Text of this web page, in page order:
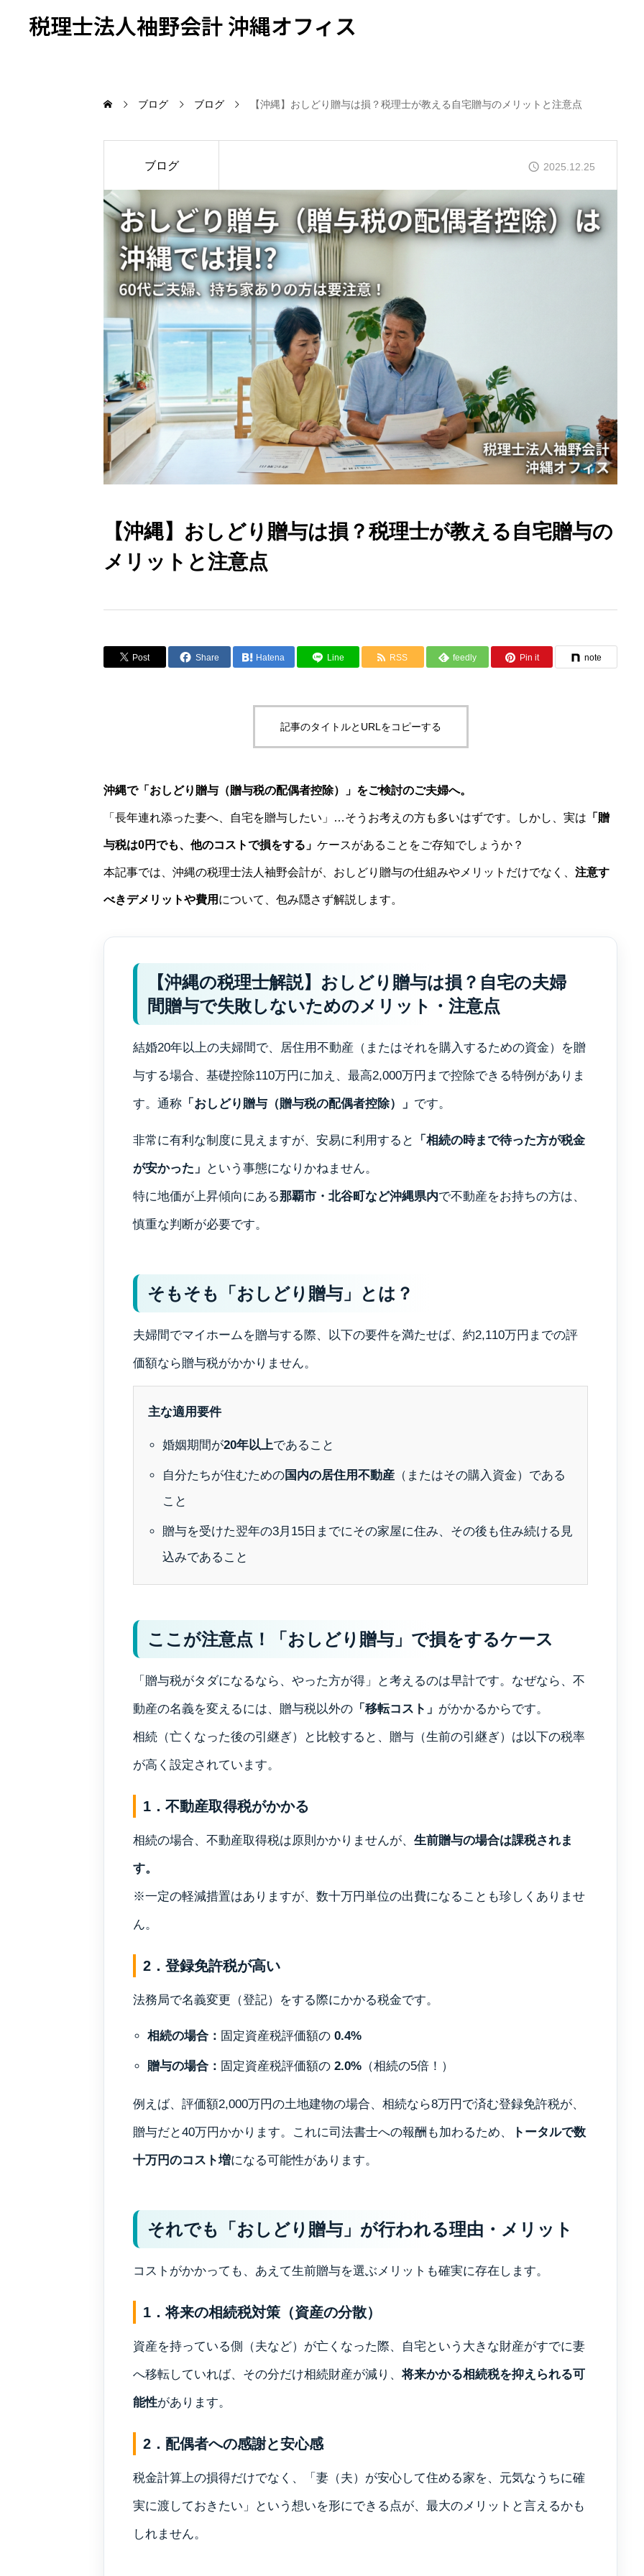
税理士法人袖野会計 沖縄オフィス
会社概要
スタッフ
お客様のご紹介
相談事例
採用情報
ブログ ブログ 【沖縄】おしどり贈与は損？税理士が教える自宅贈与のメリットと注意点
ブログ 2025.12.25
【沖縄】おしどり贈与は損？税理士が教える自宅贈与の
メリットと注意点
Post Share Hatena Line RSS feedly Pin it note
記事のタイトルとURLをコピーする
沖縄で「おしどり贈与（贈与税の配偶者控除）」をご検討のご夫婦へ。
「長年連れ添った妻へ、自宅を贈与したい」…そうお考えの方も多いはずです。しかし、実は 「贈
与税は0円でも、他のコストで損をする」 ケースがあることをご存知でしょうか？
本記事では、沖縄の税理士法人袖野会計が、おしどり贈与の仕組みやメリットだけでなく、 注意す
べきデメリットや費用 について、包み隠さず解説します。
【沖縄の税理士解説】おしどり贈与は損？自宅の夫婦
間贈与で失敗しないためのメリット・注意点
結婚20年以上の夫婦間で、居住用不動産（またはそれを購入するための資金）を贈
与する場合、基礎控除110万円に加え、最高2,000万円まで控除できる特例がありま
す。通称 「おしどり贈与（贈与税の配偶者控除）」 です。
非常に有利な制度に見えますが、安易に利用すると 「相続の時まで待った方が税金
が安かった」 という事態になりかねません。
特に地価が上昇傾向にある那覇市・北谷町など沖縄県内で不動産をお持ちの方は、
慎重な判断が必要です。
そもそも「おしどり贈与」とは？
夫婦間でマイホームを贈与する際、以下の要件を満たせば、約2,110万円までの評
価額なら贈与税がかかりません。
主な適用要件
婚姻期間が20年以上であること
自分たちが住むための国内の居住用不動産（またはその購入資金）である
こと
贈与を受けた翌年の3月15日までにその家屋に住み、その後も住み続ける見
込みであること
ここが注意点！「おしどり贈与」で損をするケース
「贈与税がタダになるなら、やった方が得」と考えるのは早計です。なぜなら、不
動産の名義を変えるには、贈与税以外の 「移転コスト」 がかかるからです。
相続（亡くなった後の引継ぎ）と比較すると、贈与（生前の引継ぎ）は以下の税率
が高く設定されています。
1．不動産取得税がかかる
相続の場合、不動産取得税は原則かかりませんが、 生前贈与の場合は課税されま
す。
※一定の軽減措置はありますが、数十万円単位の出費になることも珍しくありませ
ん。
2．登録免許税が高い
法務局で名義変更（登記）をする際にかかる税金です。
相続の場合： 固定資産税評価額の 0.4%
贈与の場合： 固定資産税評価額の 2.0%（相続の5倍！）
例えば、評価額2,000万円の土地建物の場合、相続なら8万円で済む登録免許税が、
贈与だと40万円かかります。これに司法書士への報酬も加わるため、 トータルで数
十万円のコスト増になる可能性があります。
それでも「おしどり贈与」が行われる理由・メリット
コストがかかっても、あえて生前贈与を選ぶメリットも確実に存在します。
1．将来の相続税対策（資産の分散）
資産を持っている側（夫など）が亡くなった際、自宅という大きな財産がすでに妻
へ移転していれば、その分だけ相続財産が減り、将来かかる相続税を抑えられる可
能性があります。
2．配偶者への感謝と安心感
税金計算上の損得だけでなく、「妻（夫）が安心して住める家を、元気なうちに確
実に渡しておきたい」という想いを形にできる点が、最大のメリットと言えるかも
しれません。